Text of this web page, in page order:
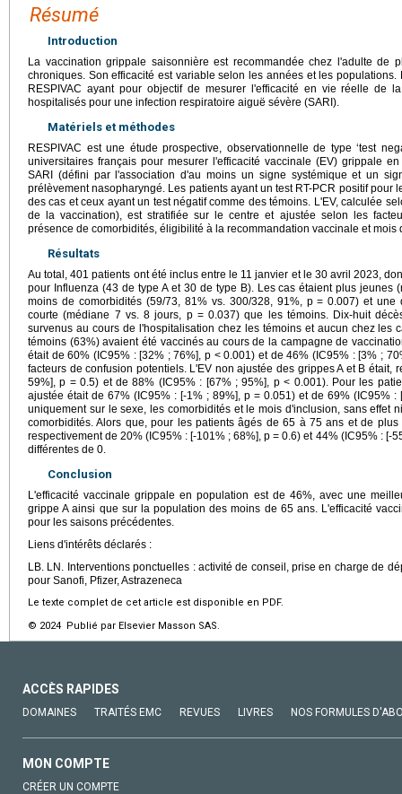
Résumé
Introduction
La vaccination grippale saisonnière est recommandée chez l'adulte
chroniques. Son efficacité est variable selon les années et les
RESPIVAC ayant pour objectif de mesurer l'efficacité en vie réelle de
hospitalisés pour une infection respiratoire aiguë sévère (SARI).
Matériels et méthodes
RESPIVAC est une étude prospective, observationnelle de type ‘test
universitaires français pour mesurer l'efficacité vaccinale (EV) grippale
SARI (défini par l'association d'au moins un signe systémique et un
prélèvement nasopharyngé. Les patients ayant un test RT-PCR positif pour
des cas et ceux ayant un test négatif comme des témoins. L'EV, calculée
de la vaccination), est stratifiée sur le centre et ajustée selon les
présence de comorbidités, éligibilité à la recommandation vaccinale et mois
Résultats
Au total, 401 patients ont été inclus entre le 11 janvier et le 30 avril 2023,
pour Influenza (43 de type A et 30 de type B). Les cas étaient plus jeunes
moins de comorbidités (59/73, 81% vs. 300/328, 91%, p = 0.007) et une
courte (médiane 7 vs. 8 jours, p = 0.037) que les témoins. Dix-huit
survenus au cours de l'hospitalisation chez les témoins et aucun chez les
témoins (63%) avaient été vaccinés au cours de la campagne de
était de 60% (IC95% : [32% ; 76%], p < 0.001) et de 46% (IC95% : [3% ;
facteurs de confusion potentiels. L'EV non ajustée des grippes A et B était,
59%], p = 0.5) et de 88% (IC95% : [67% ; 95%], p < 0.001). Pour les
ajustée était de 67% (IC95% : [-1% ; 89%], p = 0.051) et de 69% (IC95%
uniquement sur le sexe, les comorbidités et le mois d'inclusion, sans effet
comorbidités. Alors que, pour les patients âgés de 65 à 75 ans et de
respectivement de 20% (IC95% : [-101% ; 68%], p = 0.6) et 44% (IC95% : [-
différentes de 0.
Conclusion
L'efficacité vaccinale grippale en population est de 46%, avec une
grippe A ainsi que sur la population des moins de 65 ans. L'efficacité
pour les saisons précédentes.
Liens d'intérêts déclarés :
LB. LN. Interventions ponctuelles : activité de conseil, prise en charge de
pour Sanofi, Pfizer, Astrazeneca
Le texte complet de cet article est disponible en PDF.
© 2024 Publié par Elsevier Masson SAS.
ACCÈS RAPIDES
DOMAINES TRAITÉS EMC REVUES LIVRES NOS FORMULES
MON COMPTE
CRÉER UN COMPTE